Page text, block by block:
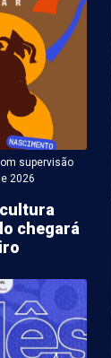
supervisão
2026
chegará